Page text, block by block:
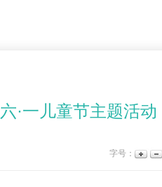
·一儿童节主题活动
字号：